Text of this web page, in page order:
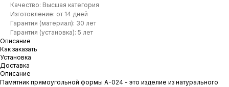
Качество: Высшая категория
Изготовление: от 14 дней
Гарантия (материал): 30 лет
Гарантия (установка): 5 лет
Описание
Как заказать
Установка
Доставка
Описание
Памятник прямоугольной формы A-024 - это изделие из натурального